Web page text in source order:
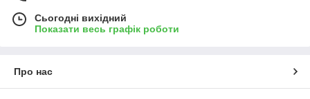
Сьогодні вихідний
Показати весь графік роботи
Про нас